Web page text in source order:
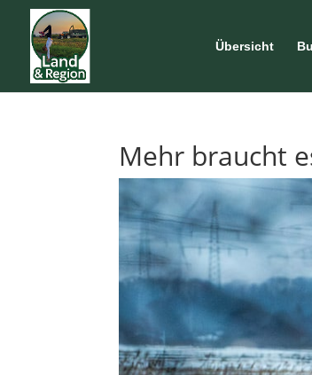
Übersicht
Mehr braucht